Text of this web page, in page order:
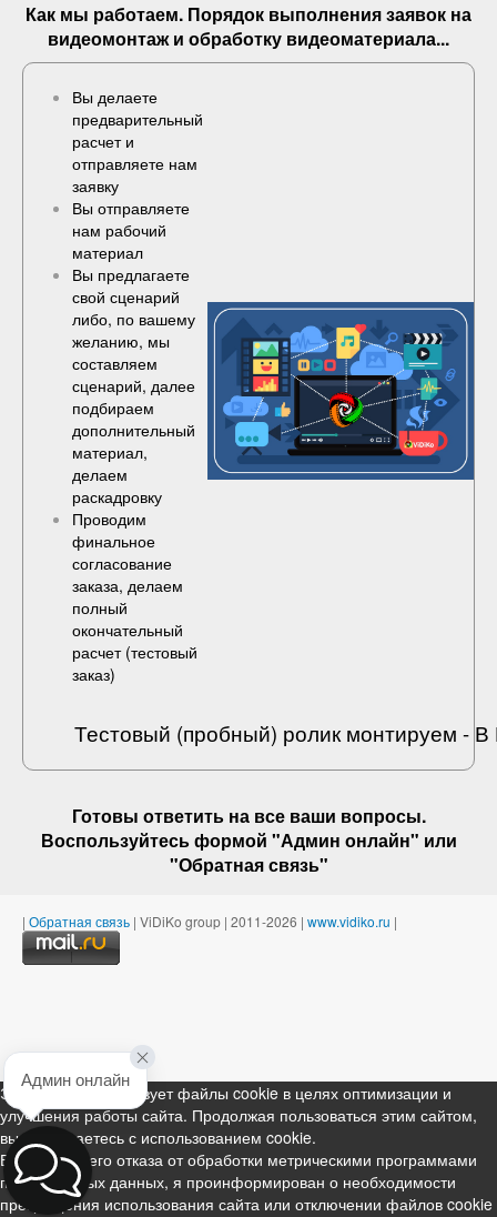
Как мы работаем. Порядок выполнениязаявок на
видеомонтаж и обработку видеоматериала...
Вы делаете
предварительный
расчет и
отправляете нам
заявку
Вы отправляете
нам рабочий
материал
Вы предлагаете
свой сценарий
либо, по вашему
желанию, мы
составляем
сценарий, далее
подбираем
дополнительный
материал,
делаем
раскадровку
Проводим
финальное
согласование
заказа, делаем
полный
окончательный
расчет (тестовый
заказ)
Тестовый (пробный) ролик монтируем -
Готовы ответить на все ваши вопросы.
Воспользуйтесь формой "Админ онлайн" или
"Обратная связь"
| Обратная связь | ViDiKo group | 2011-2026 | www.vidiko.ru |
Этот ресурс использует файлы cookie в целях оптимизации и
улучшения работы сайта. Продолжая пользоваться этим сайтом,
вы соглашаетесь с использованием cookie.
В случае моего отказа от обработки метрическими программами
персональных данных, я проинформирован о необходимости
прекращения использования сайта или отключении файлов cookie
Админ онлайн